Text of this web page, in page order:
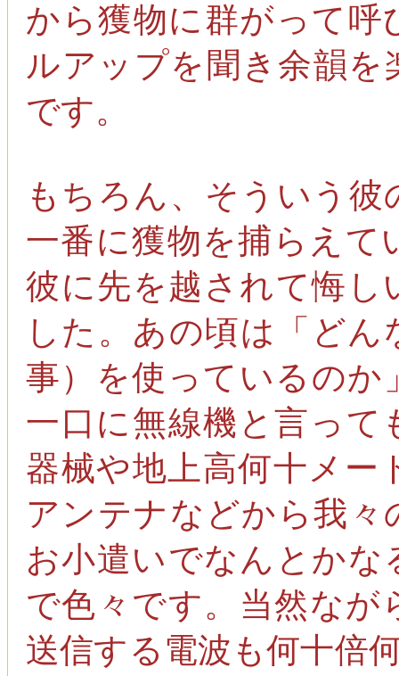
から獲物に群がって呼
ルアップを聞き余韻
です。
もちろん、そういう
一番に獲物を捕らえて
彼に先を越されて悔し
した。あの頃は「ど
事）を使っているのか
一口に無線機と言って
器械や地上高何十メー
アンテナなどから我
お小遣いでなんとか
で色々です。当然な
送信する電波も何十倍